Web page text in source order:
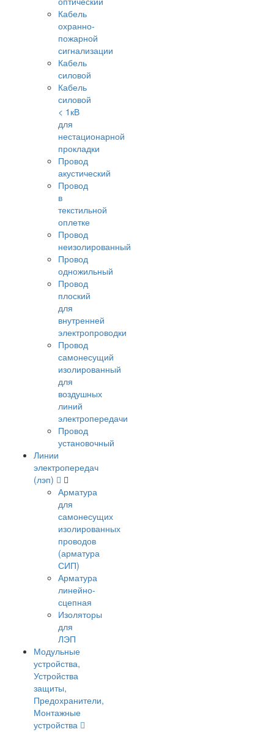
Кабель
охранно-
пожарной
сигнализации
Кабель
силовой
Кабель
силовой
< 1кВ
для
нестационарной
прокладки
Провод
акустический
Провод
в
текстильной
оплетке
Провод
неизолированный
Провод
одножильный
Провод
плоский
для
внутренней
электропроводки
Провод
самонесущий
изолированный
для
воздушных
линий
электропередачи
Провод
установочный
Линии
электропередач
(лэп)
Арматура
для
самонесущих
изолированных
проводов
(арматура
СИП)
Арматура
линейно-
сцепная
Изоляторы
для
ЛЭП
Модульные
устройства,
Устройства
защиты,
Предохранители,
Монтажные
устройства